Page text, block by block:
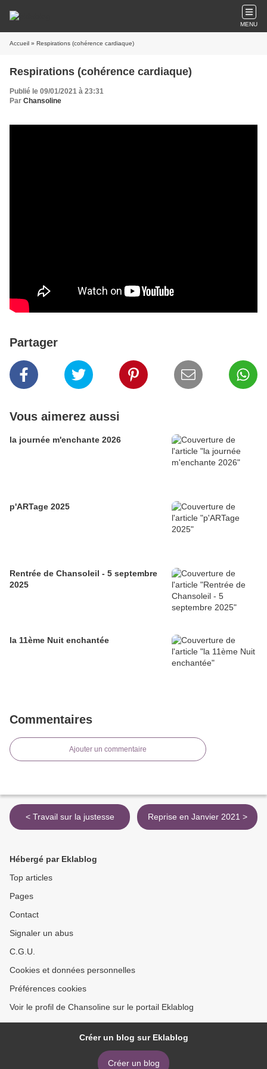
MENU
Accueil » Respirations (cohérence cardiaque)
Respirations (cohérence cardiaque)
Publié le 09/01/2021 à 23:31
Par Chansoline
Partager
Vous aimerez aussi
la journée m'enchante 2026
p'ARTage 2025
Rentrée de Chansoleil - 5 septembre
2025
la 11ème Nuit enchantée
Commentaires
Ajouter un commentaire
< Travail sur la justesse Reprise en Janvier 2021 >
Hébergé par Eklablog
Top articles
Pages
Contact
Signaler un abus
C.G.U.
Cookies et données personnelles
Préférences cookies
Voir le profil de Chansoline sur le portail Eklablog
Créer un blog sur Eklablog
Créer un blog